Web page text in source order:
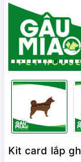
Kit card lắp